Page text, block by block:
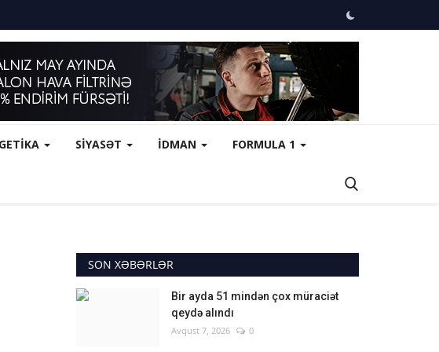
SİYASƏT İDMAN FORMULA 1
SON XƏBƏRLƏR
Bir ayda 51 mindən çox müraciət
qeydə alındı
Avqust 7, 2026 0